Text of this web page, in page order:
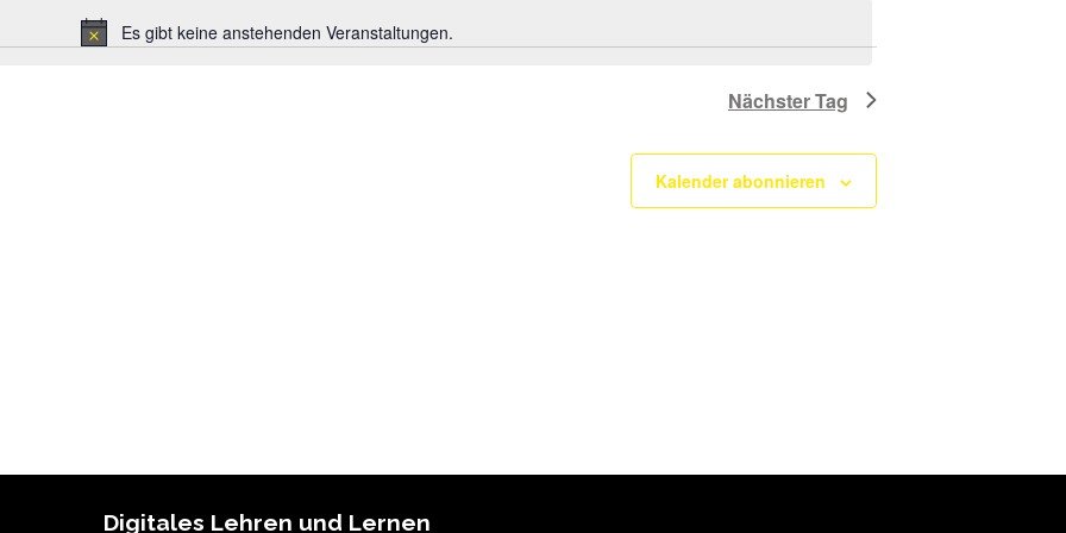
Notice
Es gibt keine anstehenden Veranstaltungen.
Nächster Tag
Kalender abonnieren
Digitales Lehren und Lernen